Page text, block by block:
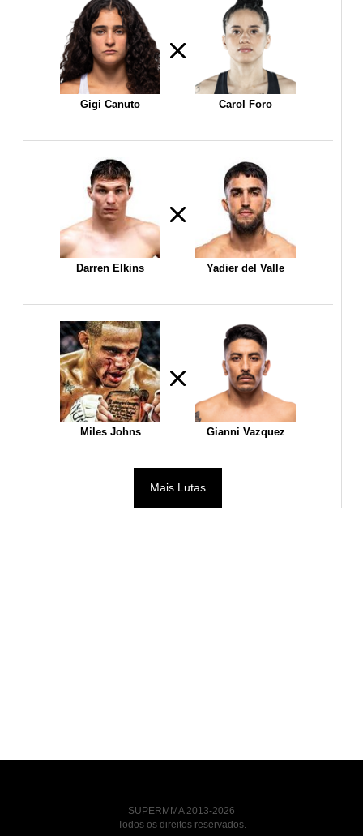
Gigi Canuto Carol Foro
Darren Elkins Yadier del Valle
Miles Johns Gianni Vazquez
Mais Lutas
SUPERMMA 2013-2026
Todos os direitos reservados.